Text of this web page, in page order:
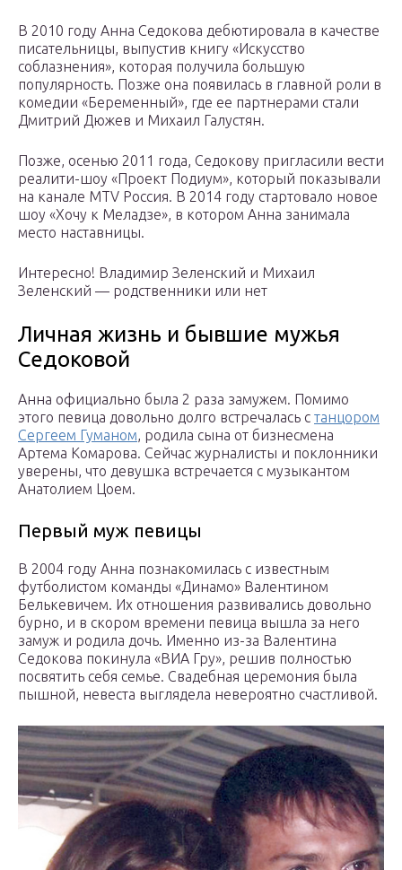
В 2010 году Анна Седокова дебютировала в качестве
писательницы, выпустив книгу «Искусство
соблазнения», которая получила большую
популярность. Позже она появилась в главной роли в
комедии «Беременный», где ее партнерами стали
Дмитрий Дюжев и Михаил Галустян.
Позже, осенью 2011 года, Седокову пригласили вести
реалити-шоу «Проект Подиум», который показывали
на канале MTV Россия. В 2014 году стартовало новое
шоу «Хочу к Меладзе», в котором Анна занимала
место наставницы.
Интересно! Владимир Зеленский и Михаил
Зеленский — родственники или нет
Личная жизнь и бывшие мужья
Седоковой
Анна официально была 2 раза замужем. Помимо
этого певица довольно долго встречалась с танцором
Сергеем Гуманом, родила сына от бизнесмена
Артема Комарова. Сейчас журналисты и поклонники
уверены, что девушка встречается с музыкантом
Анатолием Цоем.
Первый муж певицы
В 2004 году Анна познакомилась с известным
футболистом команды «Динамо» Валентином
Белькевичем. Их отношения развивались довольно
бурно, и в скором времени певица вышла за него
замуж и родила дочь. Именно из-за Валентина
Седокова покинула «ВИА Гру», решив полностью
посвятить себя семье. Свадебная церемония была
пышной, невеста выглядела невероятно счастливой.